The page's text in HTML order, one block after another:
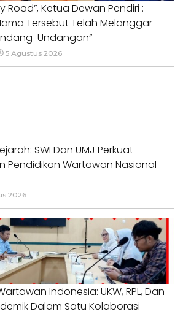
Road”, Ketua Dewan Pendiri :
Tersebut Telah Melanggar
Undangan”
5 Agustus 2026
SWI Dan UMJ Perkuat
Pendidikan Wartawan Nasional
2026
Indonesia: UKW, RPL, Dan
Dalam Satu Kolaborasi